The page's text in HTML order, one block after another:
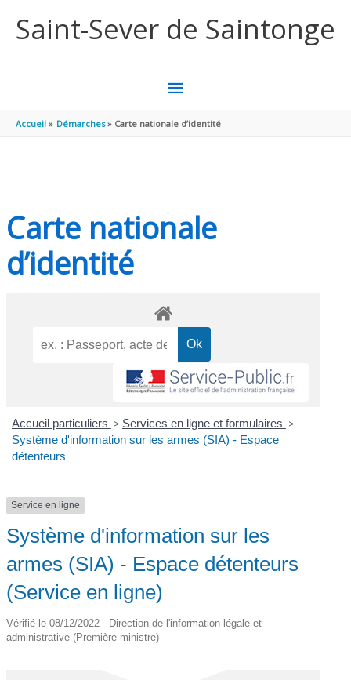
Saint-Sever de Saintonge
MENU
PRINCIPAL
Accueil Démarches Carte nationale d’identité
Carte nationale
d’identité
Accueil particuliers > Services en ligne et formulaires >
Système d'information sur les armes (SIA) - Espace
détenteurs
Service en ligne
Système d'information sur les
armes (SIA) - Espace détenteurs
(Service en ligne)
Vérifié le 08/12/2022 - Direction de l'information légale et
administrative (Première ministre)